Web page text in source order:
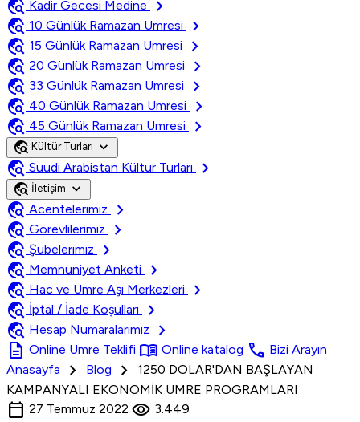
travel_explore Kadir Gecesi Medine
chevron_right
travel_explore 10 Günlük Ramazan Umresi
chevron_right
travel_explore 15 Günlük Ramazan Umresi
chevron_right
travel_explore 20 Günlük Ramazan Umresi
chevron_right
travel_explore 33 Günlük Ramazan Umresi
chevron_right
travel_explore 40 Günlük Ramazan Umresi
chevron_right
travel_explore 45 Günlük Ramazan Umresi chevron_right
travel_explore Kültür Turları expand_more
travel_explore Suudi Arabistan Kültur Turları chevron_right
travel_explore İletişim expand_more
travel_explore Acentelerimiz
chevron_right
travel_explore Görevlilerimiz
chevron_right
travel_explore Şubelerimiz
chevron_right
travel_explore Memnuniyet Anketi
chevron_right
travel_explore Hac ve Umre Aşı Merkezleri
chevron_right
travel_explore İptal / İade Koşulları
chevron_right
travel_explore Hesap Numaralarımız
chevron_right
description Online Umre Teklifi menu_book Online katalog call Bizi Arayın
Anasayfa
chevron_right Blog chevron_right
1250 DOLAR'DAN BAŞLAYAN
KAMPANYALI EKONOMİK UMRE PROGRAMLARI
calendar_today 27 Temmuz 2022 visibility 3.449